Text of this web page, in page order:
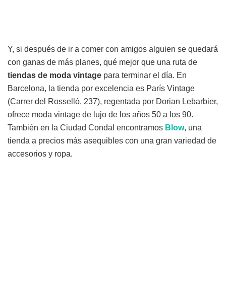
Y, si después de ir a comer con amigos alguien se quedará
con ganas de más planes, qué mejor que una ruta de
tiendas de moda vintage para terminar el día. En
Barcelona, la tienda por excelencia es París Vintage
(Carrer del Rosselló, 237), regentada por Dorian Lebarbier,
ofrece moda vintage de lujo de los años 50 a los 90.
También en la Ciudad Condal encontramos Blow, una
tienda a precios más asequibles con una gran variedad de
accesorios y ropa.